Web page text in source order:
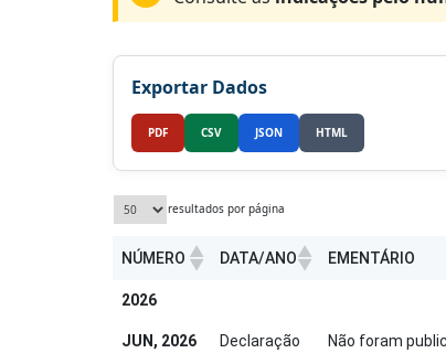
Exportar Dados
PDF CSV JSON HTML
resultados por página
NÚMERO DATA/ANO EMENTÁRIO
NÚMERO
2026
JUN, 2026 Declaração Não foram